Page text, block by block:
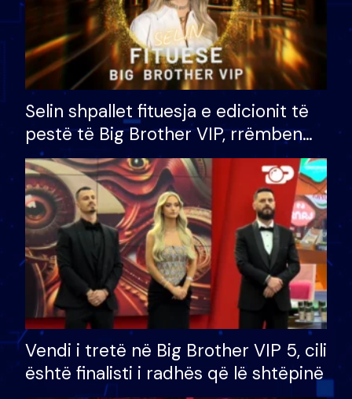
Selin shpallet fituesja e edicionit të
pestë të Big Brother VIP, rrëmben
çmimin e madh prej 100 mijë eurosh
Vendi i tretë në Big Brother VIP 5, cili
është finalisti i radhës që lë shtëpinë